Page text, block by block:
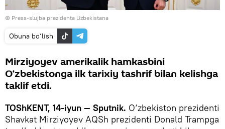
© Press-slujba prezidenta Uzbekistana
Obuna bo‘lish
Mirziyoyev amerikalik hamkasbini
O‘zbekistonga ilk tarixiy tashrif bilan kelishga
taklif etdi.
TOShKENT, 14-iyun — Sputnik. O‘zbekiston prezidenti
Shavkat Mirziyoyev AQSh prezidenti Donald Trampga